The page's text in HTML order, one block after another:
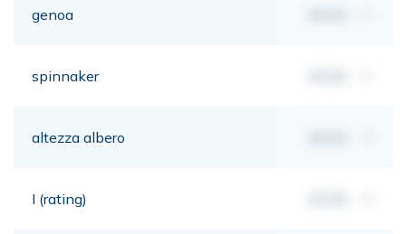
genoa
spinnaker
altezza albero
I (rating)